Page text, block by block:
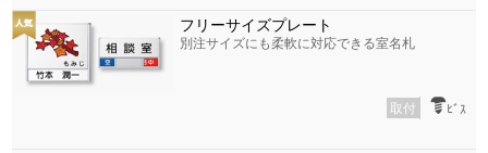
フリーサイズプレート
別注サイズにも柔軟に対応できる室名札
取付 ﾋﾞｽ